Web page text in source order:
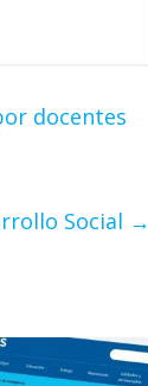
docentes
Social →